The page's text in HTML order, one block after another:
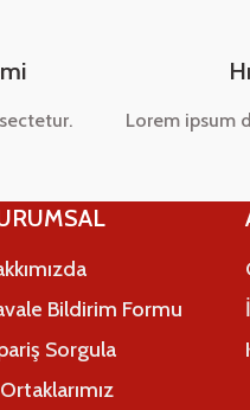
Lorem ipsum
Bildirim Formu
Sorgula